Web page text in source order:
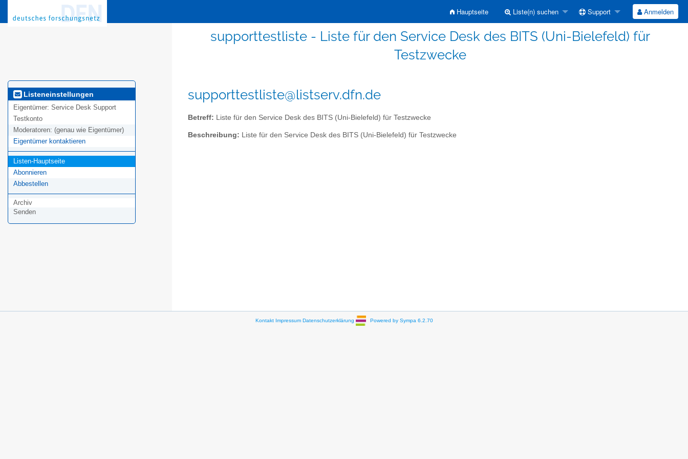
Hauptseite Liste(n) suchen Support Anmelden
supporttestliste - Liste für den Service Desk des BITS (Uni-Bielefeld) für
Testzwecke
Listeneinstellungen
Eigentümer: Service Desk Support
Testkonto
Moderatoren: (genau wie Eigentümer)
Eigentümer kontaktieren
Listen-Hauptseite
Abonnieren
Abbestellen
Archiv
Senden
supporttestliste@listserv.dfn.de
Betreff: Liste für den Service Desk des BITS (Uni-Bielefeld) für Testzwecke
Beschreibung: Liste für den Service Desk des BITS (Uni-Bielefeld) für Testzwecke
Kontakt Impressum Datenschutzerklärung Powered by Sympa 6.2.70